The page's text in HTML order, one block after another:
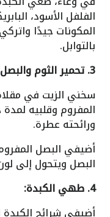
الفلفل الأسود،
بالتوابل.
3. تحمير الثوم والبصل:
سخني الزيت في
المفروم وقلبيه
ورائحته عطرة.
أضيفي البصل
البصل ويتحول إلى
4. طهي الكبدة:
أضيفي شرائح الكبدة